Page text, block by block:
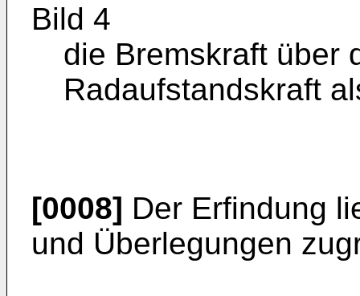
Bild 4
die Bremskraft über
Radaufstandskraft
[0008] Der Erfindung
und Überlegungen